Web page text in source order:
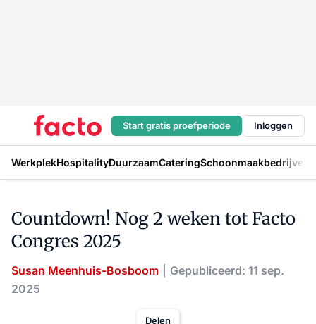
Start gratis proefperiode Inloggen
WerkplekHospitalityDuurzaamCateringSchoonmaakbedrijven
Countdown! Nog 2 weken tot Facto
Congres 2025
Susan Meenhuis-Bosboom
Gepubliceerd: 11 sep.
2025
Delen